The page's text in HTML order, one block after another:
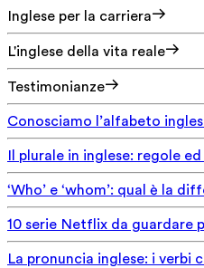
Inglese per la carriera
L'inglese della vita reale
Testimonianze
Conosciamo l’alfabeto
Il plurale in inglese: regole ed
‘Who’ e ‘whom’: qual è la
10 serie Netflix da guardare
La pronuncia inglese: i verbi